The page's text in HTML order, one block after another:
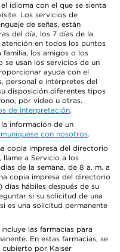
idioma con el que se sienta
Los servicios de
de señas, están
del día, los 7 días de la
en todos los puntos
los amigos o los
se usan los servicios de un
ayuda con el
personal e intérpretes del
disposición diferentes tipos
por video u otras.
de interpretación.
información de un
con nosotros.
copia impresa del directorio
llame a Servicio a los
de la semana, de 8 a. m. a
copia impresa del directorio
hábiles después de su
si su solicitud de una
es una solicitud permanente
las farmacias para
En estas farmacias, se
cubierto por Kaiser